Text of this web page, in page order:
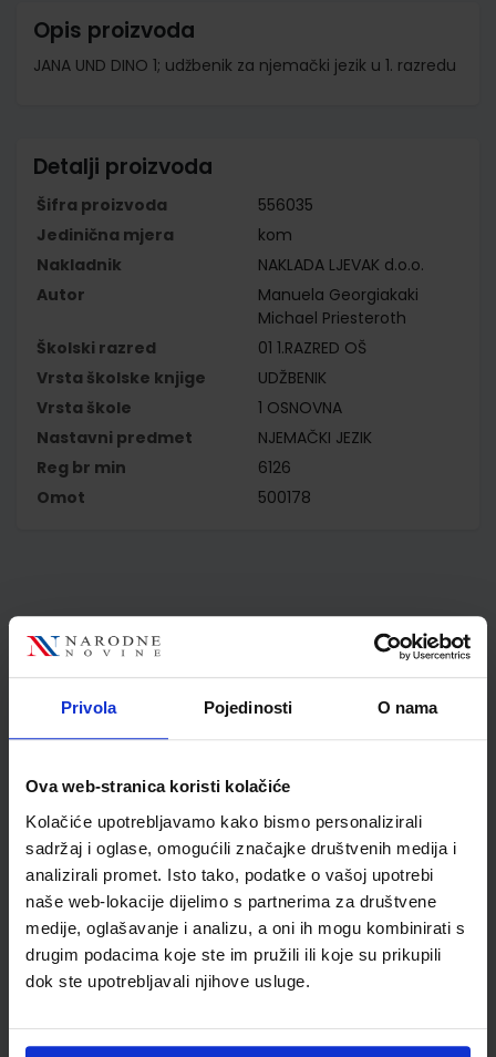
Privola Pojedinosti O nama
Ova web-stranica koristi kolačiće
Kolačiće upotrebljavamo kako bismo personalizirali
sadržaj i oglase, omogućili značajke društvenih medija i
analizirali promet. Isto tako, podatke o vašoj upotrebi
naše web-lokacije dijelimo s partnerima za društvene
medije, oglašavanje i analizu, a oni ih mogu kombinirati s
drugim podacima koje ste im pružili ili koje su prikupili
dok ste upotrebljavali njihove usluge.
Opis proizvoda
JANA UND DINO 1; udžbenik za njemački jezik u 1. razredu
Detalji proizvoda
Šifra proizvoda
556035
Jedinična mjera
kom
Nakladnik
NAKLADA LJEVAK d.o.o.
Autor
Manuela Georgiakaki
Michael Priesteroth
Školski razred
01 1.RAZRED OŠ
Vrsta školske knjige
UDŽBENIK
Vrsta škole
1 OSNOVNA
Nastavni predmet
NJEMAČKI JEZIK
Reg br min
6126
Omot
500178
Kupci najčešće biraju..
udžbenike; dimenzije
431x304; tip 178
0,85 €